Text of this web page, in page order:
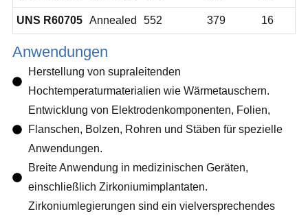
UNS R60705 Annealed 552 379 16
Anwendungen
Herstellung von supraleitenden
Hochtemperaturmaterialien wie Wärmetauschern.
Entwicklung von Elektrodenkomponenten, Folien,
Flanschen, Bolzen, Rohren und Stäben für spezielle
Anwendungen.
Breite Anwendung in medizinischen Geräten,
einschließlich Zirkoniumimplantaten.
Zirkoniumlegierungen sind ein vielversprechendes